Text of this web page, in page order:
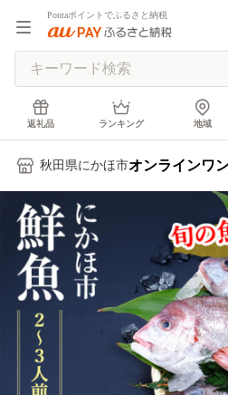
Pontaポイントでふるさと納税
返礼品 ランキング 地域
秋田県にかほ市オンラインワ